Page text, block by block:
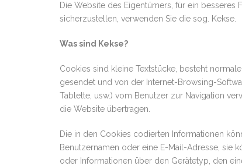
Die Website des Eigentümers, für ein
sicherzustellen, verwenden Sie die sog. Kekse.
Was sind Kekse?
Cookies sind kleine Textstücke, besteht
gesendet und von der Internet-Browsing-
Tablette, usw.) vom Benutzer zur Navigation
die Website übertragen.
Die in den Cookies codierten Informationen
Benutzernamen oder eine E-Mail-Adresse, sie
oder Informationen über den Gerätetyp, den